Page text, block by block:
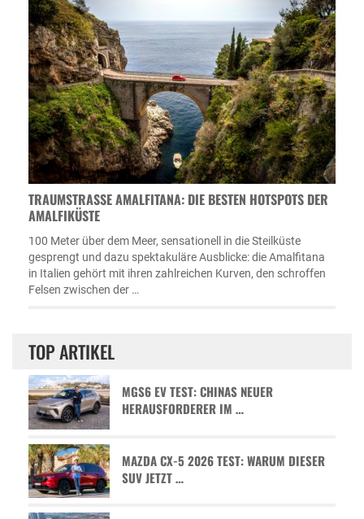
TRAUMSTRASSE AMALFITANA: DIE BESTEN HOTSPOTS DER A
MALFIKÜSTE
100 Meter über dem Meer, sensationell in die Steilküste
gesprengt und dazu spektakuläre Ausblicke: die Amalfitana
in Italien gehört mit ihren zahlreichen Kurven, den schroffen
Felsen zwischen der …
TOP ARTIKEL
MGS6 EV TEST: CHINAS NEUER
HERAUSFORDERER IM …
MAZDA CX-5 2026 TEST: WARUM DIESER
SUV JETZT …